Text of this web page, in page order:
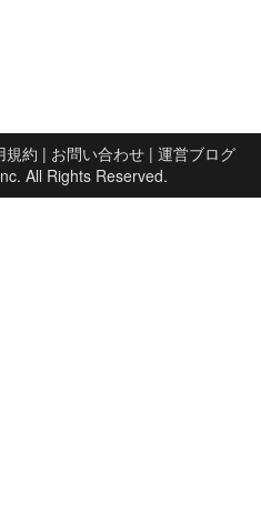
規約 | お問い合わせ| 運営ブログ
All Rights Reserved.